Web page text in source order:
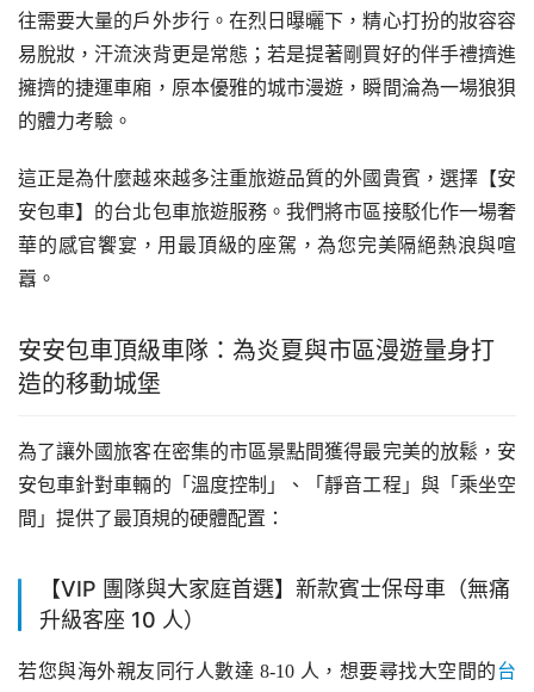
往需要大量的戶外步行。在烈日曝曬下，精心打扮的妝容容
易脫妝，汗流浹背更是常態；若是提著剛買好的伴手禮擠進
擁擠的捷運車廂，原本優雅的城市漫遊，瞬間淪為一場狼狽
的體力考驗。
這正是為什麼越來越多注重旅遊品質的外國貴賓，選擇【安
安包車】的台北包車旅遊服務。我們將市區接駁化作一場奢
華的感官饗宴，用最頂級的座駕，為您完美隔絕熱浪與喧
囂。
安安包車頂級車隊：為炎夏與市區漫遊量身打
造的移動城堡
為了讓外國旅客在密集的市區景點間獲得最完美的放鬆，安
安包車針對車輛的「溫度控制」、「靜音工程」與「乘坐空
間」提供了最頂規的硬體配置：
【VIP 團隊與大家庭首選】新款賓士保母車（無痛
升級客座 10 人）
若您與海外親友同行人數達 8-10 人，想要尋找大空間的台